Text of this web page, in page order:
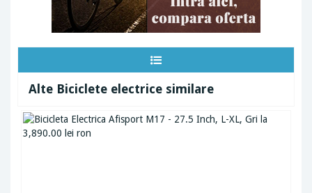
Alte Biciclete electrice similare